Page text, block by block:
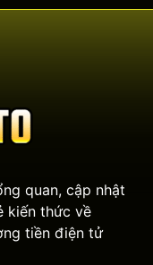
quan, cập nhật
kiến thức về
tiền điện tử